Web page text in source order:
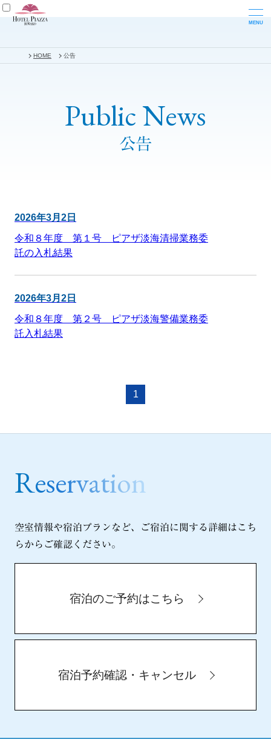
HOME 公告
Public News
公告
2026年3月2日
令和８年度 第１号 ピアザ淡海清掃業務委
託の入札結果
2026年3月2日
令和８年度 第２号 ピアザ淡海警備業務委
託入札結果
1
空室情報や宿泊プランなど、ご宿泊に関する詳細はこち
らからご確認ください。
宿泊のご予約はこちら
宿泊予約確認・キャンセル
HOME
アクセス
よくある質問
新着情報